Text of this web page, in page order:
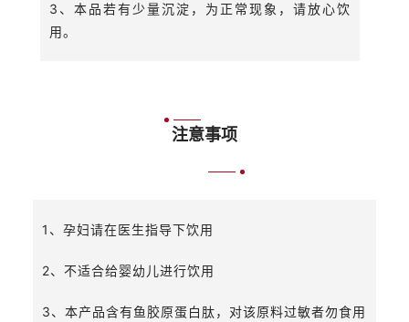
3、本品若有少量沉淀，为正常现象，请放心饮
用。
注意事项
1、孕妇请在医生指导下饮用
2、不适合给婴幼儿进行饮用
3、本产品含有鱼胶原蛋白肽，对该原料过敏者勿食用